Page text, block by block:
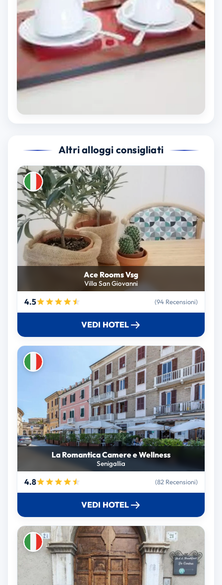
Altri alloggi consigliati
Ace Rooms Vsg
Villa San Giovanni
4.5 (94 Recensioni)
VEDI HOTEL
La Romantica Camere e Wellness
Senigallia
4.8 (82 Recensioni)
VEDI HOTEL